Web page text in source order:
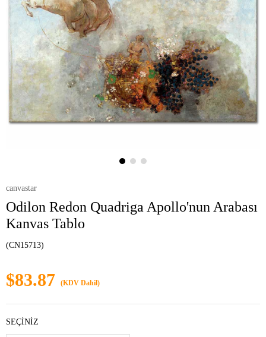
canvastar
Odilon Redon Quadriga Apollo'nun Arabası
Kanvas Tablo
(CN15713)
$83.87 (KDV Dahil)
SEÇİNİZ